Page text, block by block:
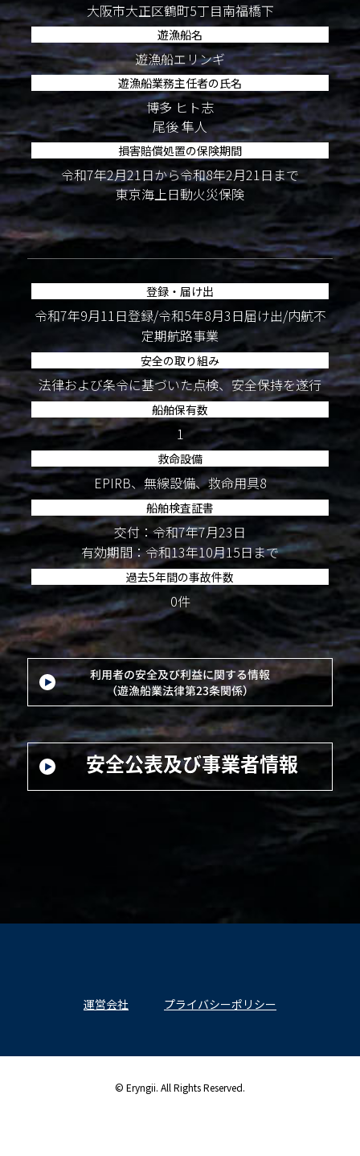
大阪市大正区鶴町5丁目南福橋下
遊漁船名
遊漁船エリンギ
遊漁船業務主任者の氏名
博多 ヒト志
尾後 隼人
損害賠償処置の保険期間
令和7年2月21日から令和8年2月21日まで
東京海上日動火災保険
登録・届け出
令和7年9月11日登録/令和5年8月3日届け出/内航不
定期航路事業
安全の取り組み
法律および条令に基づいた点検、安全保持を遂行
船舶保有数
1
救命設備
EPIRB、無線設備、救命用具8
船舶検査証書
交付：令和7年7月23日
有効期間：令和13年10月15日まで
過去5年間の事故件数
0件
運営会社 プライバシーポリシー
© Eryngii. All Rights Reserved.